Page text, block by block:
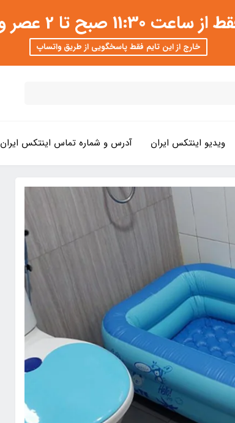
8 شب امکان پذیر است
خارج از این تایم فقط پاسخگویی از طریق واتساپ
ویدیو اینتکس ایران آدرس و شماره تماس اینتکس ایران